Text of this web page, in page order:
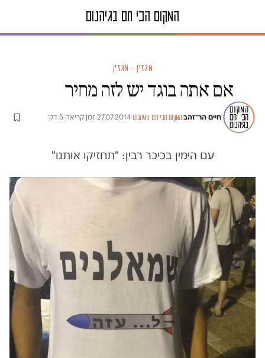
מגזין · מגזין
אם אתה בוגד יש לזה מחיר
חיים הר־זהב·המקום הכי חם בגיהנום·
27.07.2014
·זמן קריאה 5 דק׳
עם הימין בכיכר רבין: "תחזיקו אותנו"